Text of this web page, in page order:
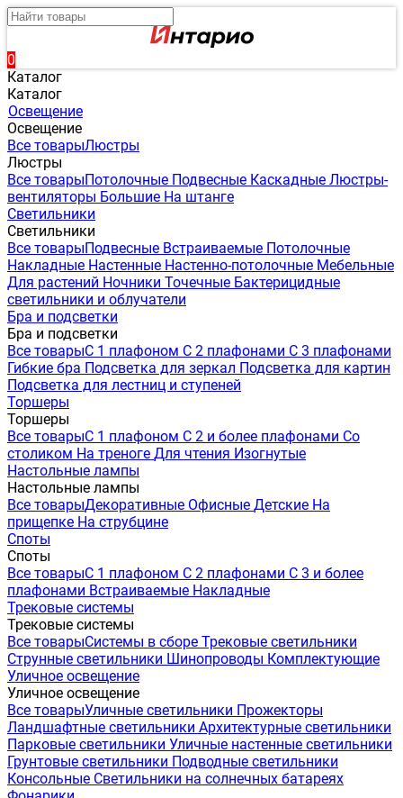
0
Каталог
Каталог
Освещение
Освещение
Все товарыЛюстры
Люстры
Все товарыПотолочные Подвесные Каскадные Люстры-
вентиляторы Большие На штанге
Светильники
Светильники
Все товарыПодвесные Встраиваемые Потолочные
Накладные Настенные Настенно-потолочные Мебельные
Для растений Ночники Точечные Бактерицидные
светильники и облучатели
Бра и подсветки
Бра и подсветки
Все товарыС 1 плафоном С 2 плафонами С 3 плафонами
Гибкие бра Подсветка для зеркал Подсветка для картин
Подсветка для лестниц и ступеней
Торшеры
Торшеры
Все товарыС 1 плафоном С 2 и более плафонами Со
столиком На треноге Для чтения Изогнутые
Настольные лампы
Настольные лампы
Все товарыДекоративные Офисные Детские На
прищепке На струбцине
Споты
Споты
Все товарыС 1 плафоном С 2 плафонами С 3 и более
плафонами Встраиваемые Накладные
Трековые системы
Трековые системы
Все товарыСистемы в сборе Трековые светильники
Струнные светильники Шинопроводы Комплектующие
Уличное освещение
Уличное освещение
Все товарыУличные светильники Прожекторы
Ландшафтные светильники Архитектурные светильники
Парковые светильники Уличные настенные светильники
Грунтовые светильники Подводные светильники
Консольные Светильники на солнечных батареях